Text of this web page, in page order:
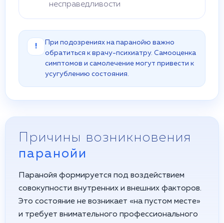
несправедливости
!
При подозрениях на паранойю важно
обратиться к врачу-психиатру. Самооценка
симптомов и самолечение могут привести к
усугублению состояния.
Причины возникновения
паранойи
Паранойя формируется под воздействием
совокупности внутренних и внешних факторов.
Это состояние не возникает «на пустом месте»
и требует внимательного профессионального